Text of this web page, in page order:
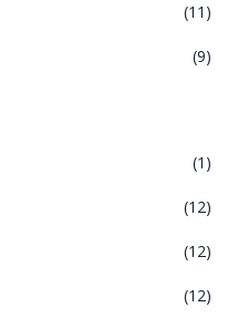
(11)
(9)
(1)
(12)
(12)
(12)